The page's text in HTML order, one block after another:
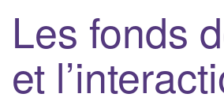
Les fonds
et